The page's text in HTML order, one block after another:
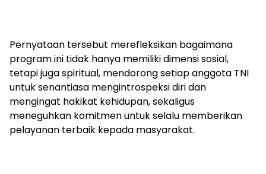
Pernyataan tersebut merefleksikan bagaimana
program ini tidak hanya memiliki dimensi sosial,
tetapi juga spiritual, mendorong setiap anggota TNI
untuk senantiasa mengintrospeksi diri dan
mengingat hakikat kehidupan, sekaligus
meneguhkan komitmen untuk selalu memberikan
pelayanan terbaik kepada masyarakat.